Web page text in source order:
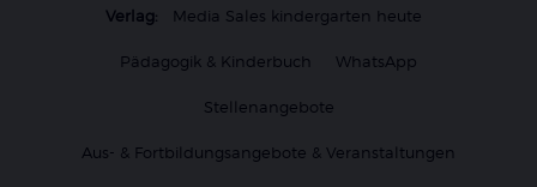
Verlag: Media Sales kindergarten heute
Pädagogik & Kinderbuch WhatsApp
Stellenangebote
Aus- & Fortbildungsangebote & Veranstaltungen